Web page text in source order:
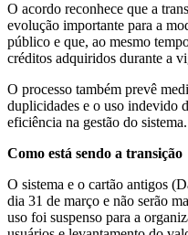
O acordo reconhece que a
evolução importante para a
público e que, ao mesmo
créditos adquiridos durante a
O processo também prevê
duplicidades e o uso indevido
eficiência na gestão do sistema.
Como está sendo a transição
O sistema e o cartão antigos
dia 31 de março e não serão
uso foi suspenso para a